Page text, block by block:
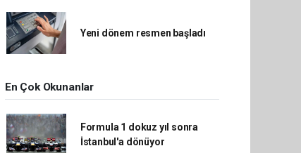
Yeni dönem resmen başladı
En Çok Okunanlar
Formula 1 dokuz yıl sonra
İstanbul'a dönüyor